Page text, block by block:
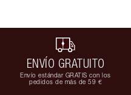
ENVÍO GRATUITO
Envío estándar GRATIS con los
pedidos de más de 59 €